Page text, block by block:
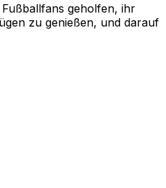
geholfen, ihr
zu genießen, und darauf